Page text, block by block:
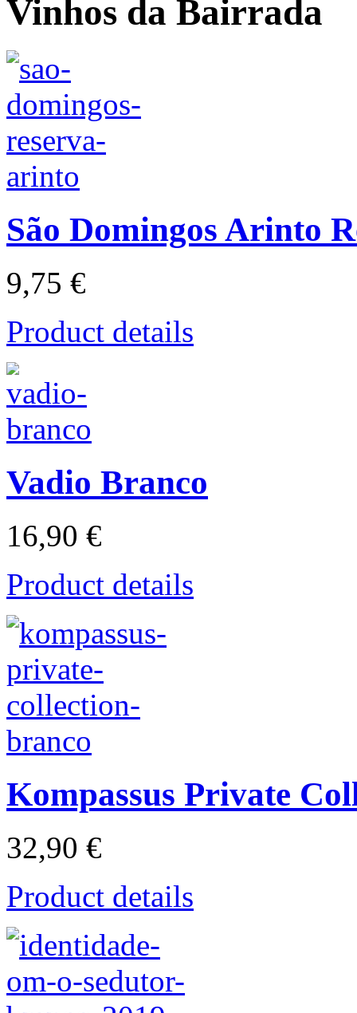
Vinhos da Bairrada
São Domingos Arinto
9,75 €
Product details
Vadio Branco
16,90 €
Product details
Kompassus Private
32,90 €
Product details